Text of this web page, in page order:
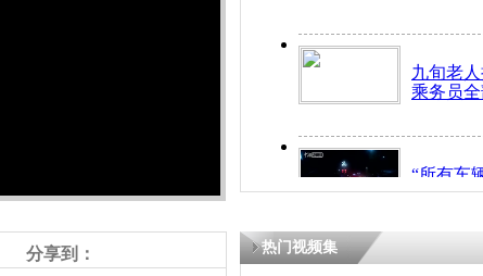
九旬老
乘务员
“所有车
开！”儿
分享到： 热门视频集